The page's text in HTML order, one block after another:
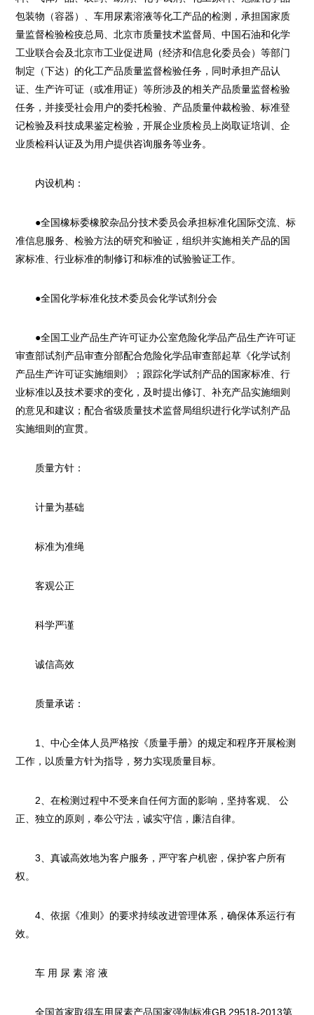
包装物（容器）、车用尿素溶液等化工产品的检测，承担国家质
量监督检验检疫总局、北京市质量技术监督局、中国石油和化学
工业联合会及北京市工业促进局（经济和信息化委员会）等部门
制定（下达）的化工产品质量监督检验任务，同时承担产品认
证、生产许可证（或准用证）等所涉及的相关产品质量监督检验
任务，并接受社会用户的委托检验、产品质量仲裁检验、标准登
记检验及科技成果鉴定检验，开展企业质检员上岗取证培训、企
业质检科认证及为用户提供咨询服务等业务。
内设机构：
●全国橡标委橡胶杂品分技术委员会承担标准化国际交流、标
准信息服务、检验方法的研究和验证，组织并实施相关产品的国
家标准、行业标准的制修订和标准的试验验证工作。
●全国化学标准化技术委员会化学试剂分会
●全国工业产品生产许可证办公室危险化学品产品生产许可证
审查部试剂产品审查分部配合危险化学品审查部起草《化学试剂
产品生产许可证实施细则》；跟踪化学试剂产品的国家标准、行
业标准以及技术要求的变化，及时提出修订、补充产品实施细则
的意见和建议；配合省级质量技术监督局组织进行化学试剂产品
实施细则的宣贯。
质量方针：
计量为基础
标准为准绳
客观公正
科学严谨
诚信高效
质量承诺：
1、中心全体人员严格按《质量手册》的规定和程序开展检测
工作，以质量方针为指导，努力实现质量目标。
2、在检测过程中不受来自任何方面的影响，坚持客观、 公
正、独立的原则，奉公守法，诚实守信，廉洁自律。
3、真诚高效地为客户服务，严守客户机密，保护客户所有
权。
4、依据《准则》的要求持续改进管理体系，确保体系运行有
效。
车 用 尿 素 溶 液
全国首家取得车用尿素产品国家强制标准GB 29518-2013第